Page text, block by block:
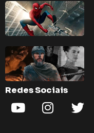
Redes Sociais